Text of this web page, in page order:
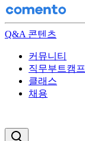
Q&A 콘텐츠
커뮤니티
직무부트캠프
클래스
채용